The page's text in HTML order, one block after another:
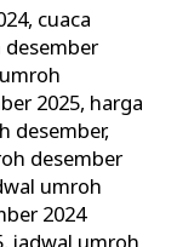
, cuaca
desember
2025, harga
desember,
desember
umroh
2024